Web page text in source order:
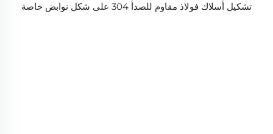
تشكيل أسلاك فولاذ مقاوم للصدأ 304 على شكل نوابض خاصة